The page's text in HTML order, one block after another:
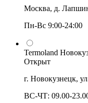
Москва, д.
Пн-Вс 9:00-24:00
Termoland
Открыт
г. Новокузнецк,
ВС-ЧТ: 09.00-